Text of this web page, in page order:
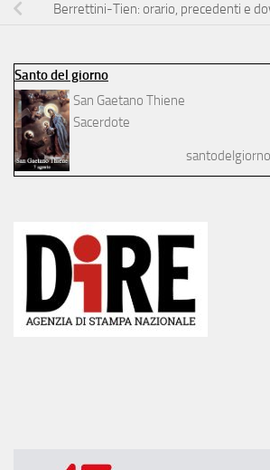
Berrettini-Tien: orario, precedenti e
Santo del giorno
San Gaetano Thiene
Sacerdote